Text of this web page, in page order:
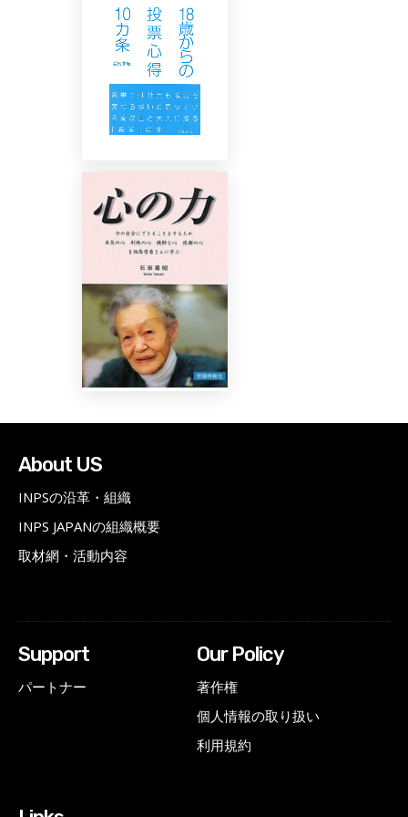
About US
INPSの沿革・組織
INPS JAPANの組織概要
取材網・活動内容
Support
パートナー
Our Policy
著作権
個人情報の取り扱い
利用規約